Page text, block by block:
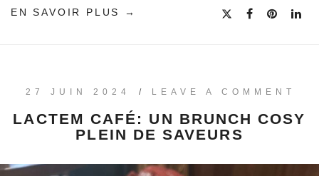
EN SAVOIR PLUS
27 JUIN 2024 / LEAVE A COMMENT
LACTEM CAFÉ: UN BRUNCH COSY
PLEIN DE SAVEURS